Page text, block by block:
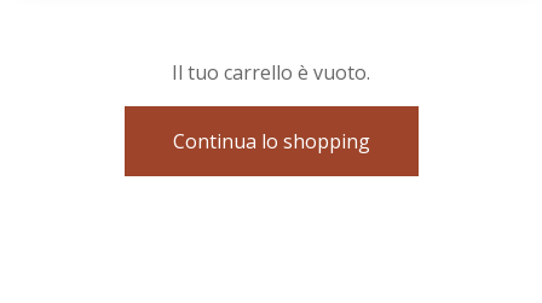
Il tuo carrello è vuoto.
Continua lo shopping